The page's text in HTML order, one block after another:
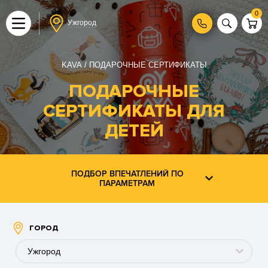
Ужгород
0
KAVA ПОДАРОЧНЫЕ СЕРТИФИКАТЫ
ПОДАРОЧНЫЕ
СЕРТИФИКАТЫ ДЛЯ
ДЕТЕЙ
ПОДБОР ВПЕЧАТЛЕНИЙ ПО
ПАРАМЕТРАМ
ГОРОД
Ужгород